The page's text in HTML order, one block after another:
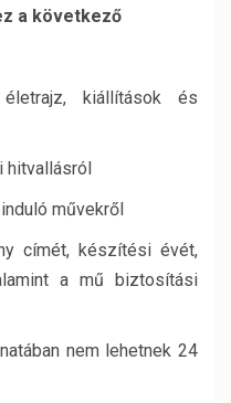
a következő
kiállítások és
hitvallásról
művekről
címét, készítési évét,
a mű biztosítási
nem lehetnek 24